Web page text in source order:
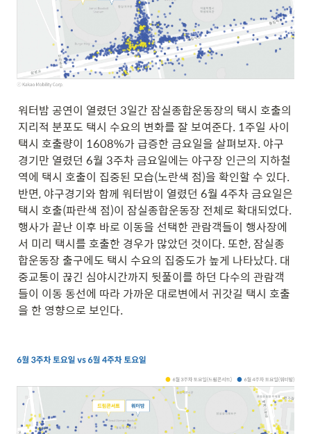
워터밤 공연이 열렸던 3일간 잠실종합운동장의 택시 호출의
지리적 분포도 택시 수요의 변화를 잘 보여준다. 1주일 사이
택시 호출량이 1608%가 급증한 금요일을 살펴보자. 야구
경기만 열렸던 6월 3주차 금요일에는 야구장 인근의 지하철
역에 택시 호출이 집중된 모습(노란색 점)을 확인할 수 있다.
반면, 야구경기와 함께 워터밤이 열렸던 6월 4주차 금요일은
택시 호출(파란색 점)이 잠실종합운동장 전체로 확대되었다.
행사가 끝난 이후 바로 이동을 선택한 관람객들이 행사장에
서 미리 택시를 호출한 경우가 많았던 것이다. 또한, 잠실종
합운동장 출구에도 택시 수요의 집중도가 높게 나타났다. 대
중교통이 끊긴 심야시간까지 뒷풀이를 하던 다수의 관람객
들이 이동 동선에 따라 가까운 대로변에서 귀갓길 택시 호출
을 한 영향으로 보인다.